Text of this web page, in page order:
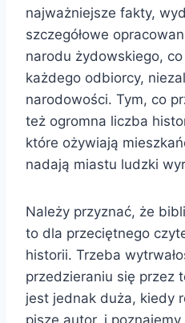
najważniejsze fakty,
szczegółowe
narodu żydowskiego,
każdego odbiorcy,
narodowości. Tym, co
też ogromna liczba
które ożywiają
nadają miastu ludzki
Należy przyznać, że
to dla przeciętnego
historii. Trzeba
przedzieraniu się przez
jest jednak duża, kiedy
pisze autor, i